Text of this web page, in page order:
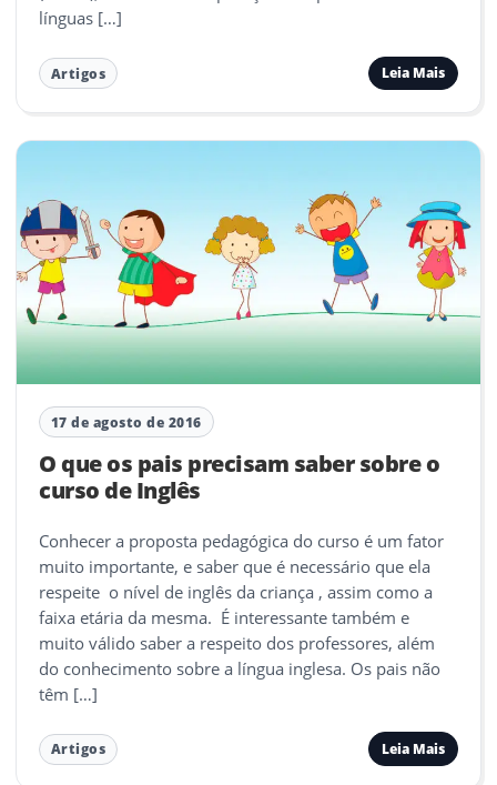
línguas […]
Artigos Leia Mais
17 de agosto de 2016
O que os pais precisam saber sobre o
curso de Inglês
Conhecer a proposta pedagógica do curso é um fator
muito importante, e saber que é necessário que ela
respeite o nível de inglês da criança , assim como a
faixa etária da mesma. É interessante também e
muito válido saber a respeito dos professores, além
do conhecimento sobre a língua inglesa. Os pais não
têm […]
Artigos Leia Mais